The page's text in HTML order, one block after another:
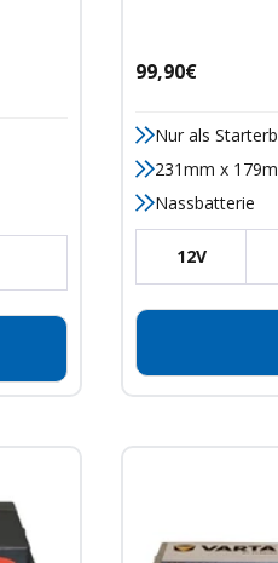
Angebotspreis
99,90€
Nur als
231mm x
Nassbatterie
12V